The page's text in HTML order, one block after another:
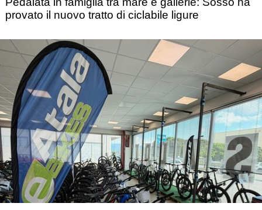
provato il nuovo tratto di ciclabile ligure